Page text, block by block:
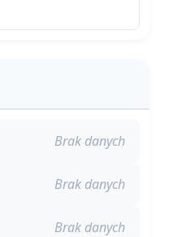
Brak danych
Brak danych
Brak danych